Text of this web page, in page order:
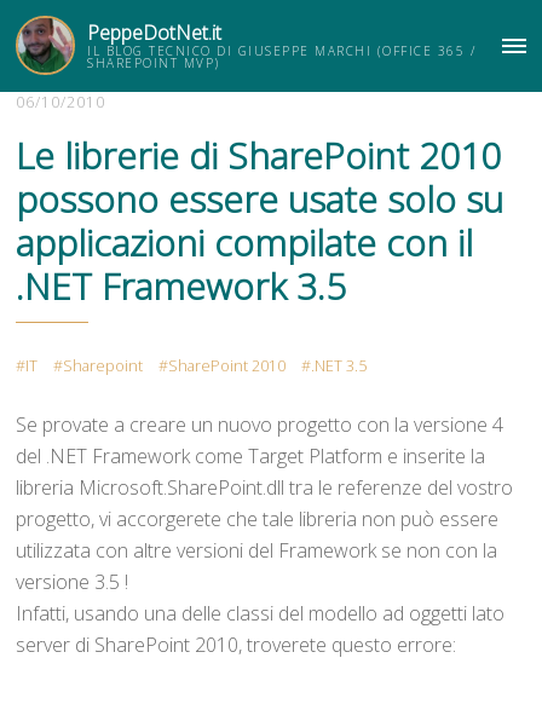
PeppeDotNet.it
IL BLOG TECNICO DI GIUSEPPE MARCHI (OFFICE 365 /
SHAREPOINT MVP)
06/10/2010
Le librerie di SharePoint 2010
possono essere usate solo su
applicazioni compilate con il
.NET Framework 3.5
IT Sharepoint SharePoint 2010 .NET 3.5
Se provate a creare un nuovo progetto con la versione 4
del .NET Framework come Target Platform e inserite la
libreria Microsoft.SharePoint.dll tra le referenze del vostro
progetto, vi accorgerete che tale libreria non può essere
utilizzata con altre versioni del Framework se non con la
versione 3.5 !
Infatti, usando una delle classi del modello ad oggetti lato
server di SharePoint 2010, troverete questo errore: